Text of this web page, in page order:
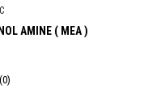
AMINE ( MEA )
(0)